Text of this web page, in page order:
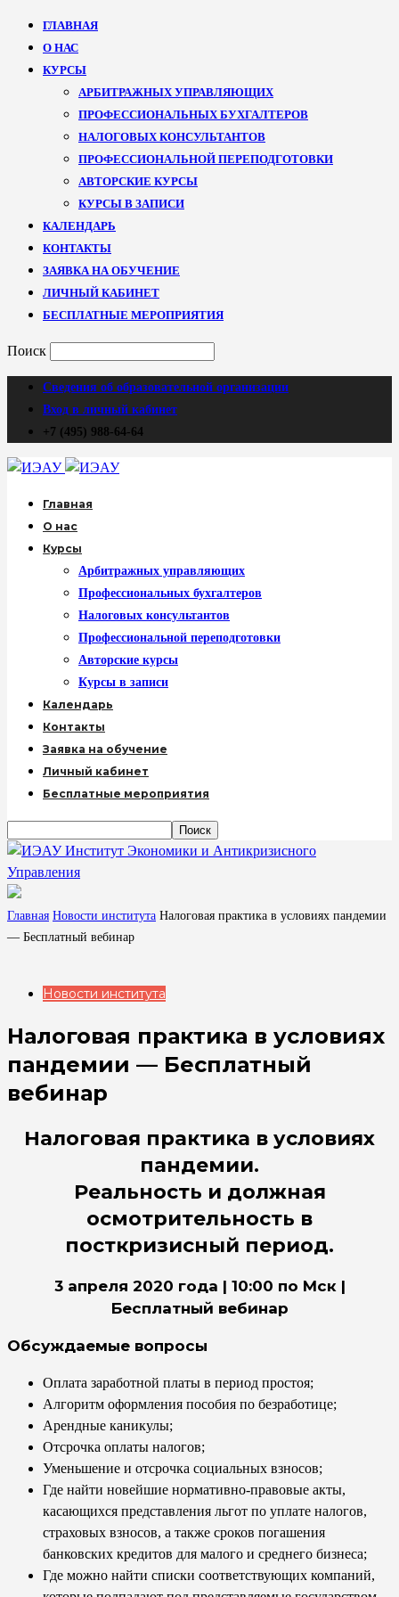
ГЛАВНАЯ
О НАС
КУРСЫ
АРБИТРАЖНЫХ УПРАВЛЯЮЩИХ
ПРОФЕССИОНАЛЬНЫХ БУХГАЛТЕРОВ
НАЛОГОВЫХ КОНСУЛЬТАНТОВ
ПРОФЕССИОНАЛЬНОЙ ПЕРЕПОДГОТОВКИ
АВТОРСКИЕ КУРСЫ
КУРСЫ В ЗАПИСИ
КАЛЕНДАРЬ
КОНТАКТЫ
ЗАЯВКА НА ОБУЧЕНИЕ
ЛИЧНЫЙ КАБИНЕТ
БЕСПЛАТНЫЕ МЕРОПРИЯТИЯ
Поиск
Сведения об образовательной организации
Вход в личный кабинет
+7 (495) 988-64-64
Главная
О нас
Курсы
Арбитражных управляющих
Профессиональных бухгалтеров
Налоговых консультантов
Профессиональной переподготовки
Авторские курсы
Курсы в записи
Календарь
Контакты
Заявка на обучение
Личный кабинет
Бесплатные мероприятия
Институт Экономики и Антикризисного
Управления
Главная Новости института Налоговая практика в условиях пандемии
— Бесплатный вебинар
Новости института
Налоговая практика в условиях
пандемии — Бесплатный
вебинар
Налоговая практика в условиях
пандемии.
Реальность и должная
осмотрительность в
посткризисный период.
3 апреля 2020 года | 10:00 по Мск |
Бесплатный вебинар
Обсуждаемые вопросы
Оплата заработной платы в период простоя;
Алгоритм оформления пособия по безработице;
Арендные каникулы;
Отсрочка оплаты налогов;
Уменьшение и отсрочка социальных взносов;
Где найти новейшие нормативно-правовые акты,
касающихся представления льгот по уплате налогов,
страховых взносов, а также сроков погашения
банковских кредитов для малого и среднего бизнеса;
Где можно найти списки соответствующих компаний,